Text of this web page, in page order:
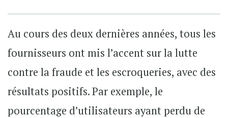
Au cours des deux dernières années, tous les
fournisseurs ont mis l’accent sur la lutte
contre la fraude et les escroqueries, avec des
résultats positifs. Par exemple, le
pourcentage d’utilisateurs ayant perdu de